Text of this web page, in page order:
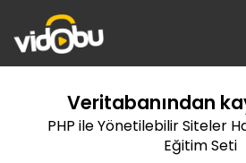
Veritabanından
PHP ile Yönetilebilir Siteler
Eğitim Seti